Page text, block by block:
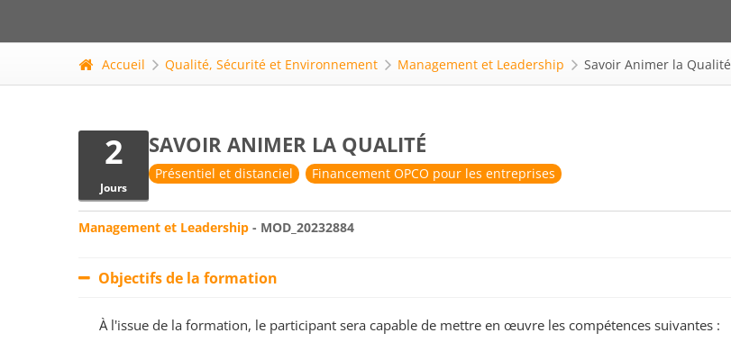
Accueil Qualité, Sécurité et Environnement Management et Leadership Savoir Animer la Qualité
2
Jours
SAVOIR ANIMER LA QUALITÉ
Présentiel et distanciel Financement OPCO pour les entreprises
Management et Leadership - MOD_20232884
Objectifs de la formation
À l'issue de la formation, le participant sera capable de mettre en œuvre les compétences suivantes :